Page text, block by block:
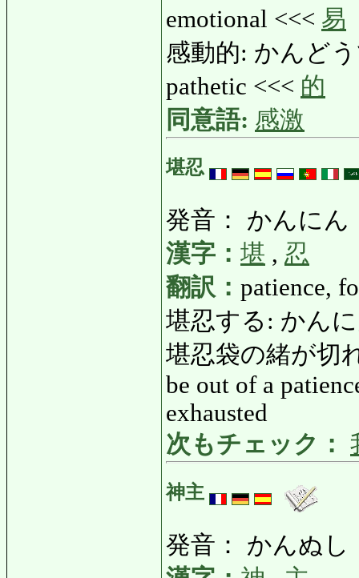
emotional <<< 易
感動的: かんどう
pathetic <<< 的
同意語: 感激
堪忍
発音： かんにん
漢字： 堪 , 忍
翻訳： patience,
堪忍する: かん
堪忍袋の緒が切
be out of a
exhausted
次もチェック：
神主
発音： かんぬし